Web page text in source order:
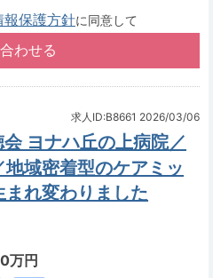
報保護方針に同意して
求人ID:B8661 2026/03/06
ヨナハ丘の上病院／
地域密着型のケアミッ
れ変わりました
万円